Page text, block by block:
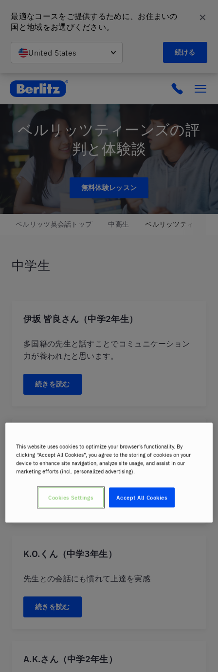
最適なコースをご提供するために、お住まいの
国と地域をお選びください。
United States 続ける
✕
英会話教室と語学スクール | ベルリッツ
ベルリッツティーンズの評
判と体験談
無料体験レッスン
ベルリッツ英会話トップ 中高生 ベルリッツティーンズ
中学生
伊坂 皆良さん（中学2年生）
多国籍の先生と話すことでコミュニケーション
力が養われたと思います。
続きを読む
『理解できる』うれしさが、次への目標につな
がります
続きを読む
K.O.くん（中学3年生）
先生との会話にも慣れて上達を実感
続きを読む
A.K.さん（中学2年生）
This website uses cookies to optimize your browser’s functionality. By
clicking “Accept All Cookies”, you agree to the storing of cookies on your
device to enhance site navigation, analyze site usage, and assist in our
marketing efforts (incl. personalized advertising).
Accept All Cookies
Cookies Settings